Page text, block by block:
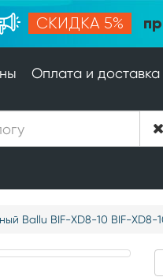
СКИДКА 5%
Оплата и доставка
Ballu BIF-XD8-10 BIF-XD8-